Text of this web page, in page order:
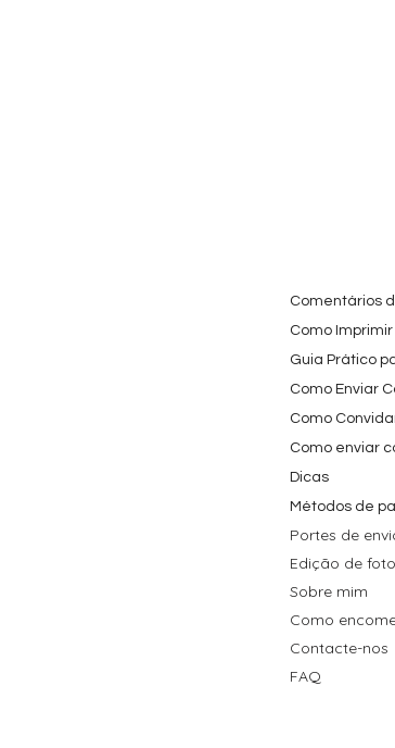
Comentários
Como
Guia Prático
Como Enviar
Como
Como enviar
Dicas
Métodos de
Portes de
Edição de
Sobre mim
Como
Contacte-nos
FAQ